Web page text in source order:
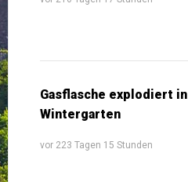
Gasflasche explodiert in
Wintergarten
vor 223 Tagen 15 Stunden